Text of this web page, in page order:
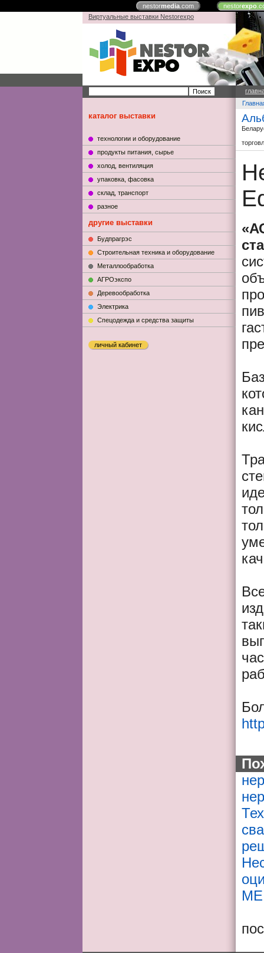
nestormedia.com nestorexpo
Виртуальные выставки Nestorexpo
каталог выставки
технологии и оборудование
продукты питания, сырье
холод, вентиляция
упаковка, фасовка
склад, транспорт
разное
другие выставки
Будпрагрэс
Строительная техника и оборудование
Металлообработка
АГРОэкспо
Деревообработка
Электрика
Cпецодежда и средства защиты
личный кабинет